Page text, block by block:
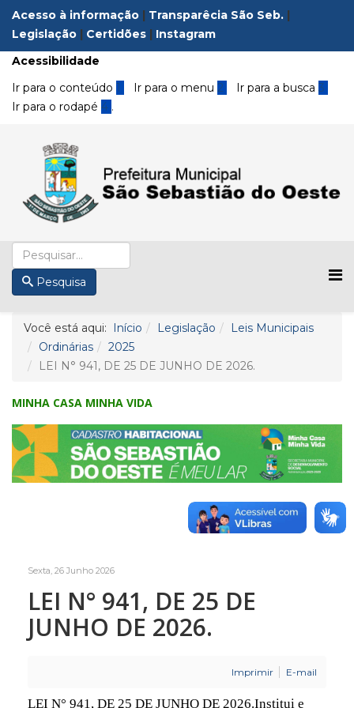
Acesso à informação | Transparêcia São Seb. |
Legislação | Certidões | Instagram
Acessibilidade
Ir para o conteúdo 1 Ir para o menu 2 Ir para a busca3
Ir para o rodapé 4 .
Pesquisa
Você está aqui: Início Legislação
Leis Municipais
Ordinárias
2025
LEI N° 941, DE 25 DE JUNHO DE 2026.
MINHA CASA MINHA VIDA
Sexta, 26 Junho 2026
LEI N° 941, DE 25 DE
JUNHO DE 2026.
Imprimir E-mail
LEI N° 941, DE 25 DE JUNHO DE 2026.Institui e